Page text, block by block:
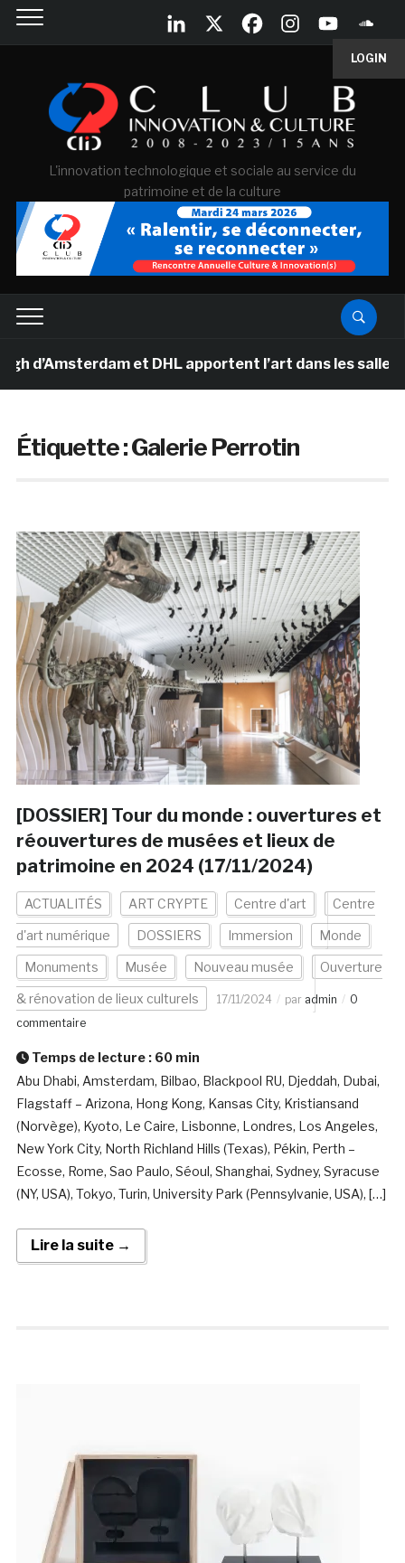
LOGIN
L'innovation technologique et sociale au service du
patrimoine et de la culture
et DHL apportent l’art dans les salles de
Étiquette :Galerie Perrotin
[DOSSIER] Tour du monde : ouvertures et
réouvertures de musées et lieux de
patrimoine en 2024 (17/11/2024)
ACTUALITÉS ART CRYPTE Centre d'art Centre
d'art numérique DOSSIERS Immersion Monde
Monuments Musée Nouveau musée Ouverture
& rénovation de lieux culturels 17/11/2024 par admin
0
commentaire
Temps de lecture : 60 min
Abu Dhabi, Amsterdam, Bilbao, Blackpool RU, Djeddah, Dubai,
Flagstaff – Arizona, Hong Kong, Kansas City, Kristiansand
(Norvège), Kyoto, Le Caire, Lisbonne, Londres, Los Angeles,
New York City, North Richland Hills (Texas), Pékin, Perth –
Ecosse, Rome, Sao Paulo, Séoul, Shanghai, Sydney, Syracuse
(NY, USA), Tokyo, Turin, University Park (Pennsylvanie, USA), […]
Lire la suite →